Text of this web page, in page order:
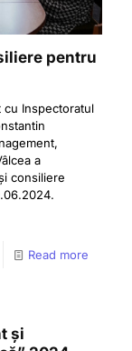
pentru
cu Inspectoratul
a
consiliere
Read more
și